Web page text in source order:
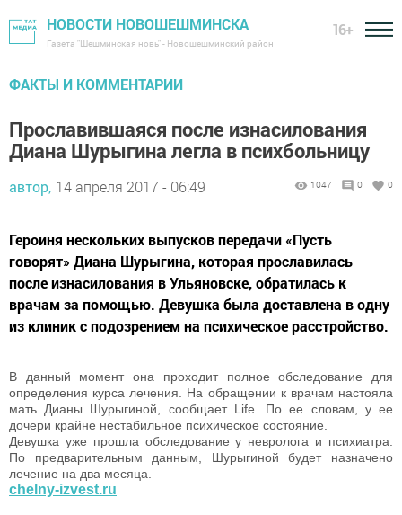
НОВОСТИ НОВОШЕШМИНСКА
Газета "Шешминская новь" - Новошешминский район
16+
ФАКТЫ И КОММЕНТАРИИ
Прославившаяся после изнасилования
Диана Шурыгина легла в психбольницу
автор, 14 апреля 2017 - 06:49 1047 0 0
Героиня нескольких выпусков передачи «Пусть
говорят» Диана Шурыгина, которая прославилась
после изнасилования в Ульяновске, обратилась к
врачам за помощью. Девушка была доставлена в одну
из клиник с подозрением на психическое расстройство.
В данный момент она проходит полное обследование для
определения курса лечения. На обращении к врачам настояла
мать Дианы Шурыгиной, сообщает Life. По ее словам, у ее
дочери крайне нестабильное психическое состояние.
Девушка уже прошла обследование у невролога и психиатра.
По предварительным данным, Шурыгиной будет назначено
лечение на два месяца.
chelny-izvest.ru